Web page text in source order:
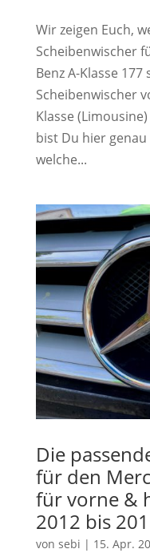
Wir zeigen Euch,
Scheibenwischer
Benz A-Klasse
Scheibenwischer
Klasse
bist Du hier
welche...
Die
für den
für vorne &
2012 bis
von sebi | 15. Apr.